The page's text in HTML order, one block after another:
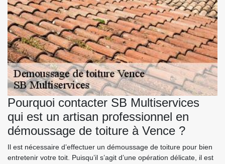
Pourquoi contacter SB Multiservices
qui est un artisan professionnel en
démoussage de toiture à Vence ?
Il est nécessaire d’effectuer un démoussage de toiture pour bien
entretenir votre toit. Puisqu’il s’agit d’une opération délicate, il est